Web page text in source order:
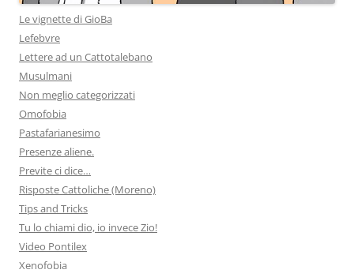
Le vignette di GioBa
Lefebvre
Lettere ad un Cattotalebano
Musulmani
Non meglio categorizzati
Omofobia
Pastafarianesimo
Presenze aliene.
Previte ci dice…
Risposte Cattoliche (Moreno)
Tips and Tricks
Tu lo chiami dio, io invece Zio!
Video Pontilex
Xenofobia